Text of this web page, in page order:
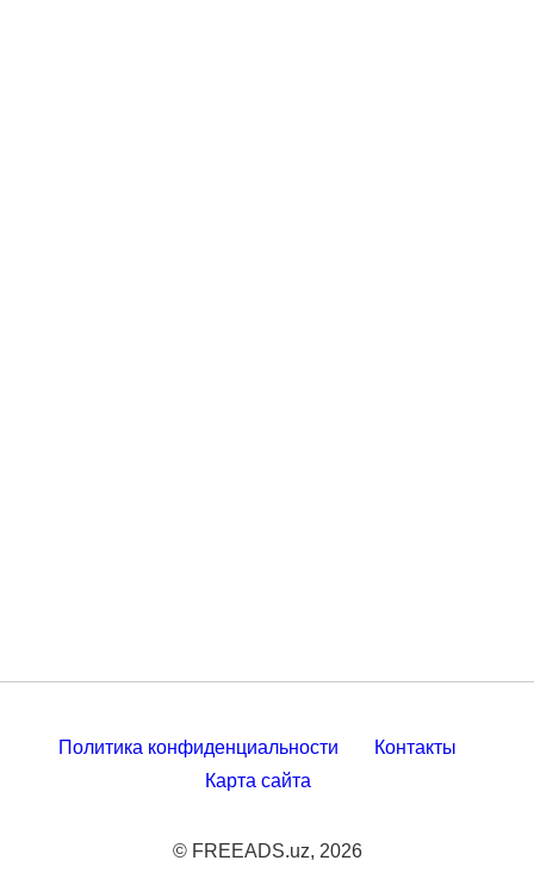
Политика конфиденциальности
Контакты
Карта сайта
© FREEADS.uz, 2026